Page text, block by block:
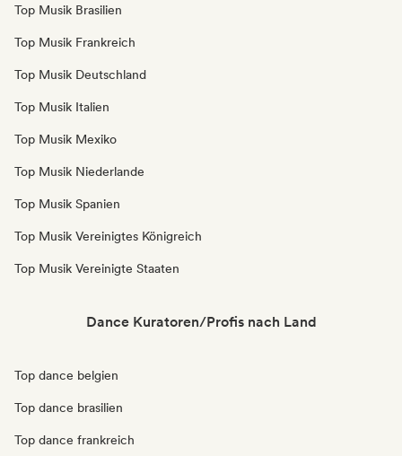
Top Musik Brasilien
Top Musik Frankreich
Top Musik Deutschland
Top Musik Italien
Top Musik Mexiko
Top Musik Niederlande
Top Musik Spanien
Top Musik Vereinigtes Königreich
Top Musik Vereinigte Staaten
Dance Kuratoren/Profis nach Land
Top dance belgien
Top dance brasilien
Top dance frankreich